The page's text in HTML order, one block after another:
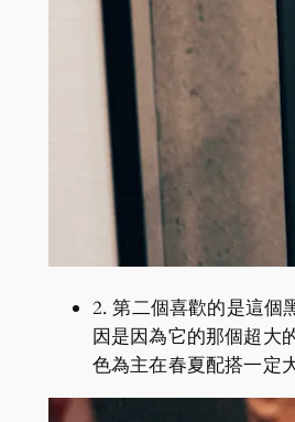
2. 第二個喜歡的是這個
因是因為它的那個超大
色為主在春夏配搭一定